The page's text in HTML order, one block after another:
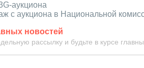
аукциона
с аукциона в Национальной
новостей
рассылку и будьте в курсе